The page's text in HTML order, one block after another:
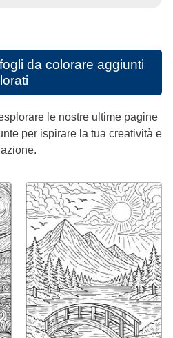
da colorare aggiunti
le nostre ultime pagine
per ispirare la tua creatività e